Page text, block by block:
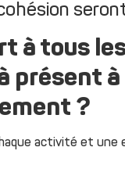
à tous
présent
?
activité et une